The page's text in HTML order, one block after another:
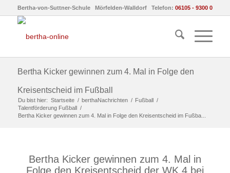
Bertha-von-Suttner-Schule Mörfelden-Walldorf Telefon: 06105 - 9300 0
Bertha Kicker gewinnen zum 4. Mal in Folge den
Kreisentscheid im Fußball
Du bist hier: Startseite / berthaNachrichten / Fußball /
Talentförderung Fußball /
Bertha Kicker gewinnen zum 4. Mal in Folge den Kreisentscheid im Fußba...
Bertha Kicker gewinnen zum 4. Mal in
Folge den Kreisentscheid der WK 4 bei